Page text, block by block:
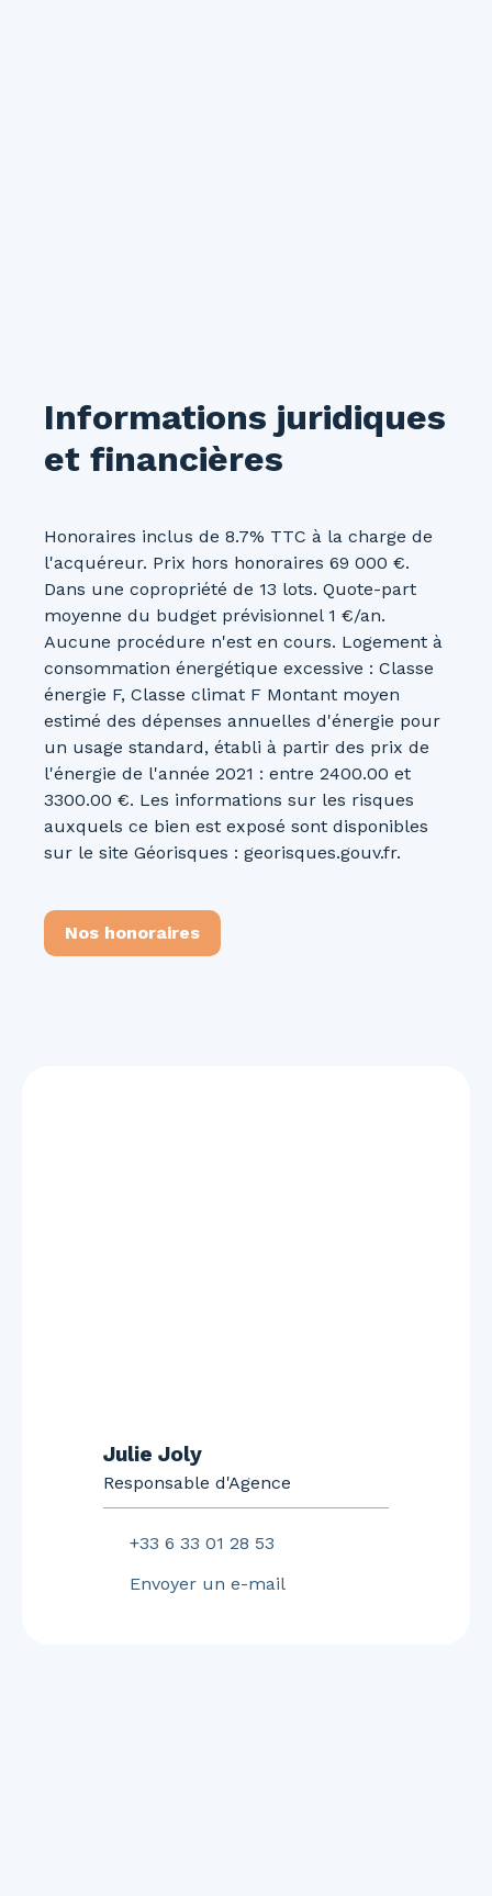
Informations juridiques
et financières
Honoraires inclus de 8.7% TTC à la charge de
l'acquéreur. Prix hors honoraires 69 000 €.
Dans une copropriété de 13 lots. Quote-part
moyenne du budget prévisionnel 1 €/an.
Aucune procédure n'est en cours. Logement à
consommation énergétique excessive : Classe
énergie F, Classe climat F Montant moyen
estimé des dépenses annuelles d'énergie pour
un usage standard, établi à partir des prix de
l'énergie de l'année 2021 : entre 2400.00 et
3300.00 €. Les informations sur les risques
auxquels ce bien est exposé sont disponibles
sur le site Géorisques : georisques.gouv.fr.
Nos honoraires
Julie Joly
Responsable d'Agence
+33 6 33 01 28 53
Envoyer un e-mail